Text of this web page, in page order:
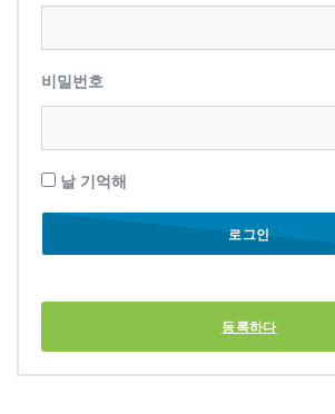
비밀번호
날 기억해
등록하다